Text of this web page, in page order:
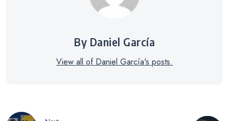
By Daniel García
View all of Daniel García's posts.